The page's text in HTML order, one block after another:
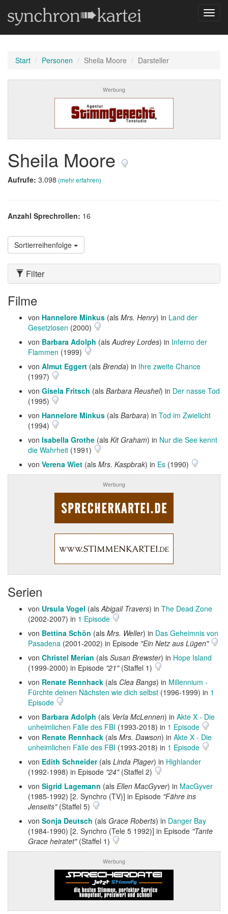
Start Personen Sheila Moore Darsteller
Werbung
Sheila Moore
Aufrufe: 3.098 (mehr erfahren)
Anzahl Sprechrollen: 16
Sortierreihenfolge
Filter
Filme
von Hannelore Minkus (als Mrs. Henry) in Land der
Gesetzlosen (2000)
von Barbara Adolph (alsAudrey Lordes) in Inferno der
Flammen (1999)
von Almut Eggert (als Brenda) in Ihre zweite Chance
(1997)
von Gisela Fritsch (als Barbara Reushel) in Der nasse Tod
(1995)
von Hannelore Minkus (als Barbara) in Tod im Zwielicht
(1994)
von Isabella Grothe (als Kit Graham) in Nur die See kennt
die Wahrheit (1991)
von Verena Wiet (als Mrs. Kaspbrak) in Es (1990)
Werbung
Serien
von Ursula Vogel (alsAbigail Travers) in The Dead Zone
(2002-2007) in 1 Episode
von Bettina Schön (als Mrs. Weller) in Das Geheimnis von
Pasadena (2001-2002) in Episode "Ein Netz aus Lügen"
von Christel Merian (als Susan Brewster) in Hope Island
(1999-2000) in Episode "21"(Staffel 1)
von Renate Rennhack (als Clea Bangs) in Millennium -
Fürchte deinen Nächsten wie dich selbst (1996-1999) in 1
Episode
von Barbara Adolph (als Verla McLennen) in Akte X - Die
unheimlichen Fälle des FBI (1993-2018) in 1 Episode
von Renate Rennhack (als Mrs. Dawson) in Akte X - Die
unheimlichen Fälle des FBI (1993-2018) in 1 Episode
von Edith Schneider(als Linda Plager) in Highlander
(1992-1998) in Episode "24"(Staffel 2)
von Sigrid Lagemann (als Ellen MacGyver) in MacGyver
(1985-1992) [2. Synchro (TV)] in Episode "Fähre ins
Jenseits"(Staffel 5)
von Sonja Deutsch (als Grace Roberts) in Danger Bay
(1984-1990) [2. Synchro (Tele 5 1992)] in Episode "Tante
Grace heiratet"(Staffel 1)
Werbung